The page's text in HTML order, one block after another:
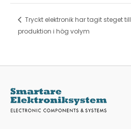
Tryckt elektronik har tagit steget till
produktion i hög volym